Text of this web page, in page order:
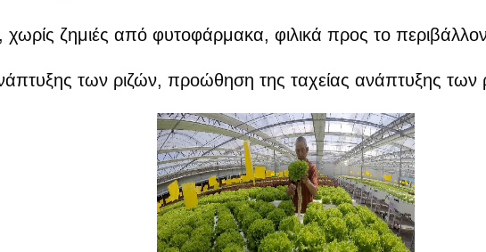
χωρίς ζημιές από φυτοφάρμακα, φιλικά προς το
των ριζών, προώθηση της ταχείας ανάπτυξης των